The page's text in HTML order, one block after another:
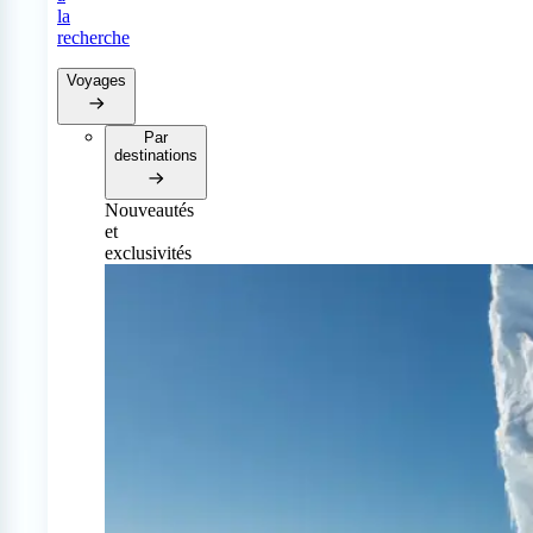
la
recherche
Voyages
Par
destinations
Nouveautés
et
exclusivités